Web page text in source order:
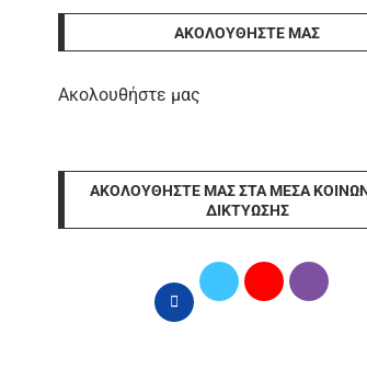
ΑΚΟΛΟΥΘΉΣΤΕ ΜΑΣ
Ακολουθήστε μας
ΑΚΟΛΟΥΘΉΣΤΕ ΜΑΣ ΣΤΑ ΜΈΣΑ
ΔΙΚΤΎΩΣΗΣ